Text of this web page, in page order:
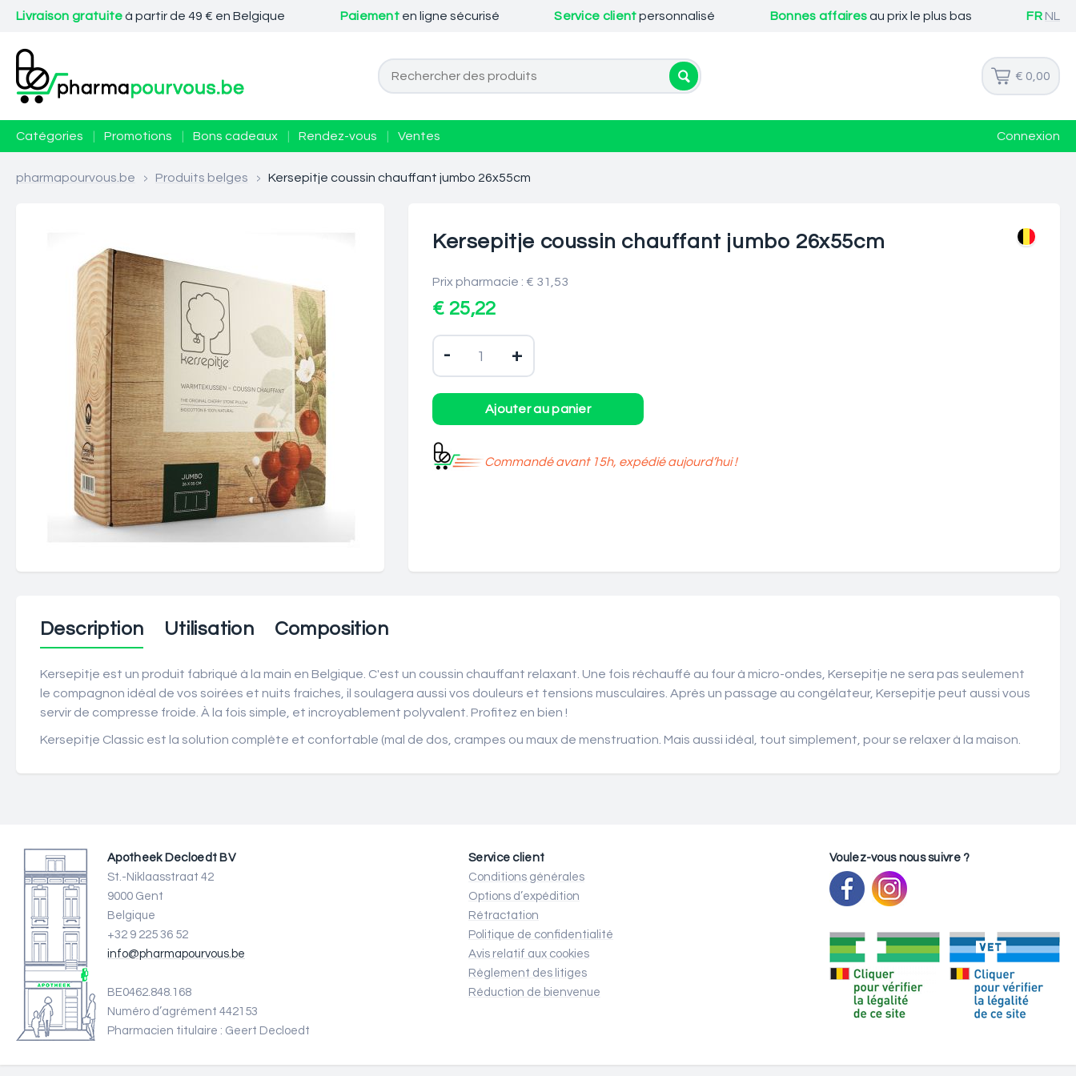
Livraison gratuiteà partir de 49 € en Belgique Paiement en ligne sécurisé Service clientpersonnalisé Bonnes affairesau prix le plus bas FR NL
€ 0,00
Catégories Promotions Bons cadeaux Rendez-vous Ventes Connexion
pharmapourvous.be > Produits belges > Kersepitje coussin chauffant jumbo 26x55cm
Kersepitje coussin chauffant jumbo 26x55cm
Prix pharmacie : € 31,53
€ 25,22
- +
Commandé avant 15h, expédié aujourd’hui !
Description Utilisation Composition
Kersepitje est un produit fabriqué à la main en Belgique. C'est un coussin chauffant relaxant. Une fois réchauffé au four à micro-ondes, Kersepitje ne sera pas seulement
le compagnon idéal de vos soirées et nuits fraiches, il soulagera aussi vos douleurs et tensions musculaires. Après un passage au congélateur, Kersepitje peut aussi vous
servir de compresse froide. À la fois simple, et incroyablement polyvalent. Profitez en bien !
Kersepitje Classic est la solution complète et confortable (mal de dos, crampes ou maux de menstruation. Mais aussi idéal, tout simplement, pour se relaxer à la maison.
Apotheek Decloedt BV
St.-Niklaasstraat 42
9000 Gent
Belgique
+32 9 225 36 52
info@pharmapourvous.be
BE0462.848.168
Numéro d’agrément 442153
Pharmacien titulaire : Geert Decloedt
Service client
Conditions générales
Options d’expédition
Rétractation
Politique de confidentialité
Avis relatif aux cookies
Règlement des litiges
Réduction de bienvenue
Voulez-vous nous suivre ?